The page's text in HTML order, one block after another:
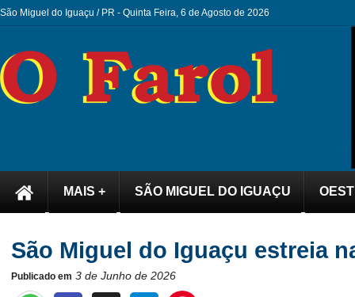
São Miguel do Iguaçu / PR - Quinta Feira, 6 de Agosto de 2026
MAIS + SÃO MIGUEL DO IGUAÇU
São Miguel do Iguaçu estreia
Publicado em 3 de Junho de 2026